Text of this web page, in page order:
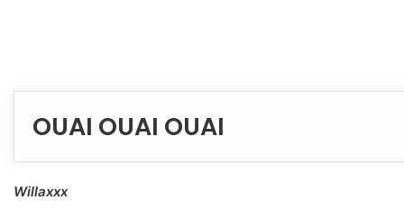
OUAI OUAI OUAI
Willaxxx